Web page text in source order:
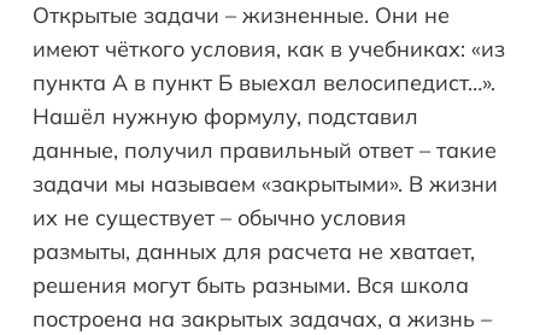
Открытые задачи – жизненные. Они не
имеют чёткого условия, как в учебниках: «из
пункта А в пункт Б выехал велосипедист…».
Нашёл нужную формулу, подставил
данные, получил правильный ответ – такие
задачи мы называем «закрытыми». В жизни
их не существует – обычно условия
размыты, данных для расчета не хватает,
решения могут быть разными. Вся школа
построена на закрытых задачах, а жизнь –